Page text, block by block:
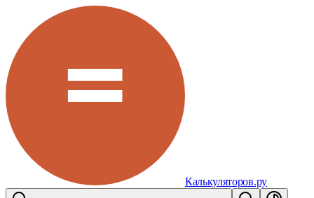
Калькуляторов.ру